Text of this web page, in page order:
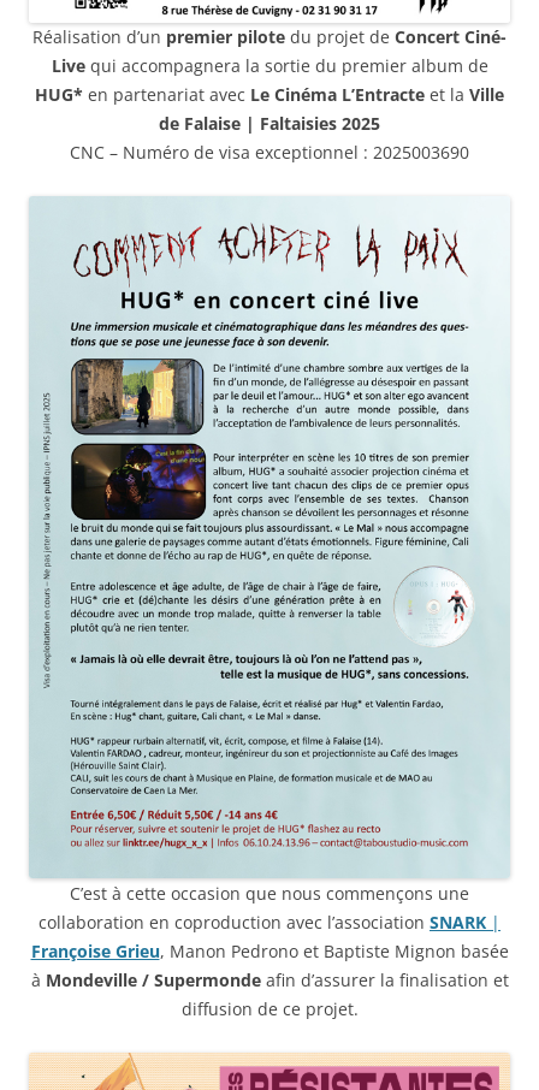
Réalisation d’un premier pilote du projet de Concert Ciné-
Livequi accompagnera la sortie du premier album de
HUG* en partenariat avec Le Cinéma L’Entracte et la Ville
de Falaise | Faltaisies 2025
CNC – Numéro de visa exceptionnel : 2025003690
C’est à cette occasion que nous commençons une
collaboration en coproduction avec l’association SNARK |
Françoise Grieu, Manon Pedrono et Baptiste Mignon basée
à Mondeville / Supermondeafin d’assurer la finalisation et
diffusion de ce projet.